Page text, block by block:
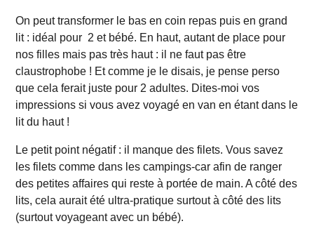
On peut transformer le bas en coin repas puis en grand
lit : idéal pour 2 et bébé. En haut, autant de place pour
nos filles mais pas très haut : il ne faut pas être
claustrophobe ! Et comme je le disais, je pense perso
que cela ferait juste pour 2 adultes. Dites-moi vos
impressions si vous avez voyagé en van en étant dans le
lit du haut !
Le petit point négatif : il manque des filets. Vous savez
les filets comme dans les campings-car afin de ranger
des petites affaires qui reste à portée de main. A côté des
lits, cela aurait été ultra-pratique surtout à côté des lits
(surtout voyageant avec un bébé).